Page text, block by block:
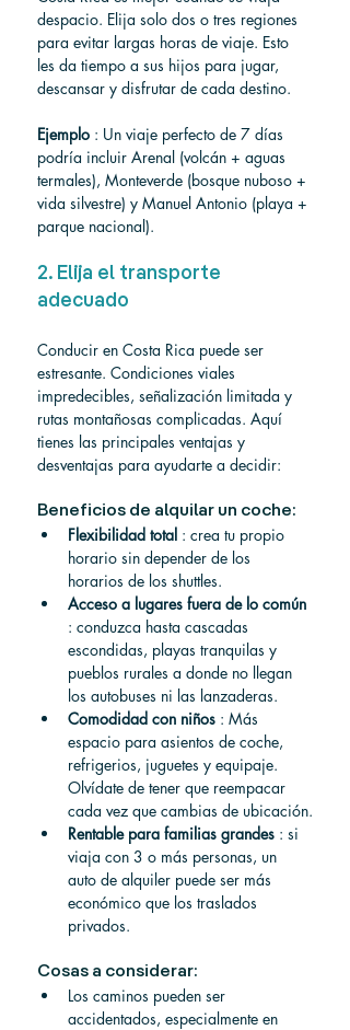
despacio. Elija solo dos o tres regiones
para evitar largas horas de viaje. Esto
les da tiempo a sus hijos para jugar,
descansar y disfrutar de cada destino.
Ejemplo : Un viaje perfecto de 7 días
podría incluir Arenal (volcán + aguas
termales), Monteverde (bosque nuboso +
vida silvestre) y Manuel Antonio (playa +
parque nacional).
2. Elija el transporte
adecuado
Conducir en Costa Rica puede ser
estresante. Condiciones viales
impredecibles, señalización limitada y
rutas montañosas complicadas. Aquí
tienes las principales ventajas y
desventajas para ayudarte a decidir:
Beneficios de alquilar un coche:
Flexibilidad total : crea tu propio
horario sin depender de los
horarios de los shuttles.
Acceso a lugares fuera de lo común
: conduzca hasta cascadas
escondidas, playas tranquilas y
pueblos rurales a donde no llegan
los autobuses ni las lanzaderas.
Comodidad con niños : Más
espacio para asientos de coche,
refrigerios, juguetes y equipaje.
Olvídate de tener que reempacar
cada vez que cambias de ubicación.
Rentable para familias grandes : si
viaja con 3 o más personas, un
auto de alquiler puede ser más
económico que los traslados
privados.
Cosas a considerar:
Los caminos pueden ser
accidentados, especialmente en